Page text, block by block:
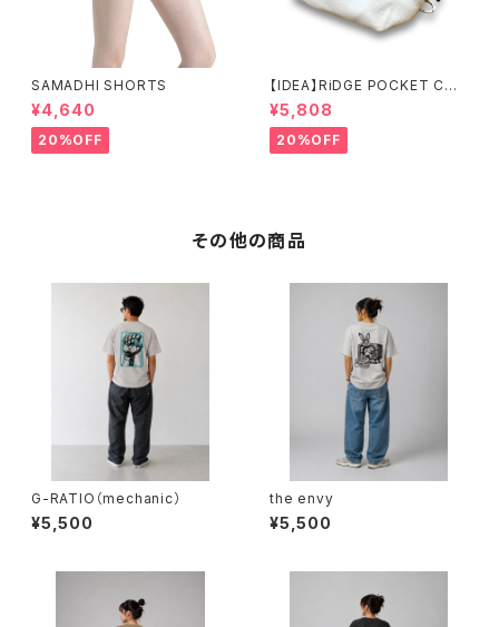
SAMADHI SHORTS
¥4,640
20%OFF
【IDEA】RiDGE POCKET CUS
TOM（ALL WHITE）
¥5,808
20%OFF
その他の商品
G-RATIO（mechanic）
¥5,500
the envy
¥5,500